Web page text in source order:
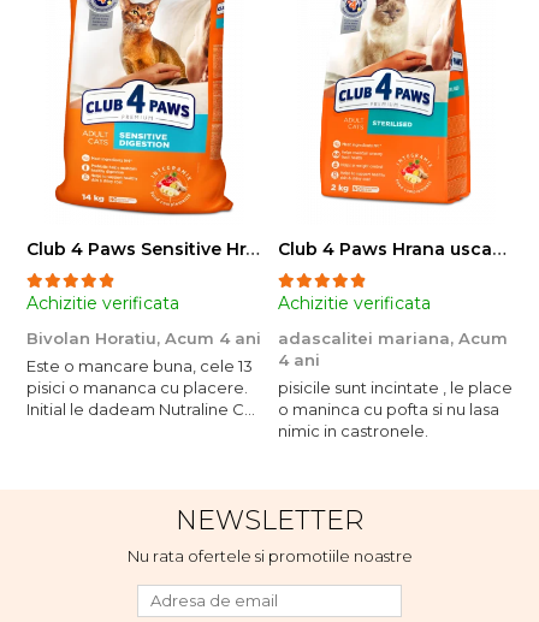
Club 4 Paws Sensitive Hrana uscata pisici adulte, 14kg
Achizitie verificata
Bivolan Horatiu, Acum 4 ani
Este o mancare buna, cele 13
pisici o mananca cu placere.
Initial le dadeam Nutraline Cat
evita, nu o mananca cu
placere. Eu sunt multumit si
Club 4 Paws Hrana uscata pisici sterilizate, 2kg
Achizitie verificata
adascalitei mariana, Acum
4 ani
pisicile sunt incintate , le place
o maninca cu pofta si nu lasa
nimic in castronele.
NEWSLETTER
Nu rata ofertele si promotiile noastre